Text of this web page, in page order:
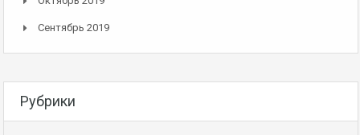
Сентябрь 2019
Рубрики